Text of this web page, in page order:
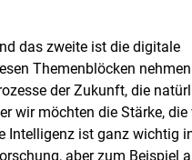
das zweite ist die digitale
Themenblöcken
der Zukunft, die
wir möchten die Stärke, die
Intelligenz ist ganz wichtig
aber zum Beispiel